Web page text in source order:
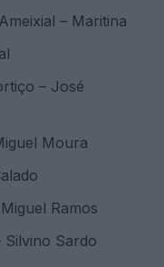
– Maritina
– José
Moura
Ramos
Silvino Sardo